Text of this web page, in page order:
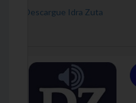
[Descargue Idra Zuta